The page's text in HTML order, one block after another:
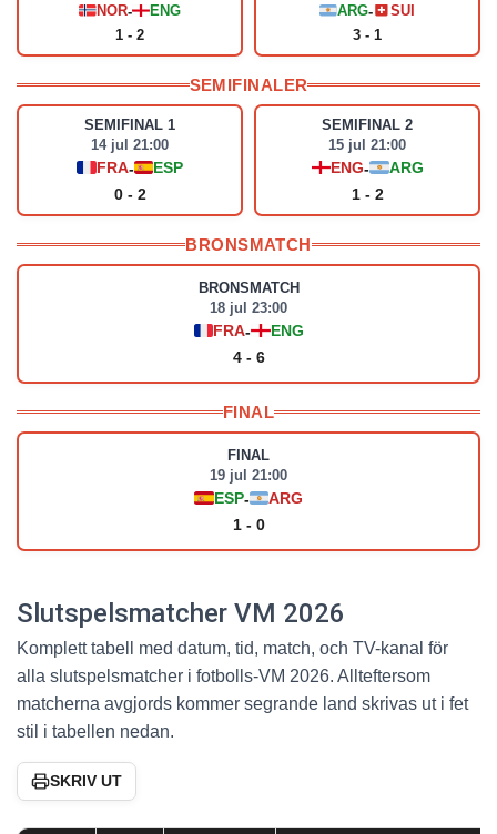
NOR-
ENG
1 - 2
ARG-
SUI
3 - 1
SEMIFINALER
SEMIFINAL 1
14 jul 21:00
FRA-
ESP
0 - 2
SEMIFINAL 2
15 jul 21:00
ENG-
ARG
1 - 2
BRONSMATCH
BRONSMATCH
18 jul 23:00
FRA-
ENG
4 - 6
FINAL
FINAL
19 jul 21:00
ESP-
ARG
1 - 0
Slutspelsmatcher VM 2026
Komplett tabell med datum, tid, match, och TV-kanal för
alla slutspelsmatcher i fotbolls-VM 2026. Allteftersom
matcherna avgjords kommer segrande land skrivas ut i fet
stil i tabellen nedan.
SKRIV UT